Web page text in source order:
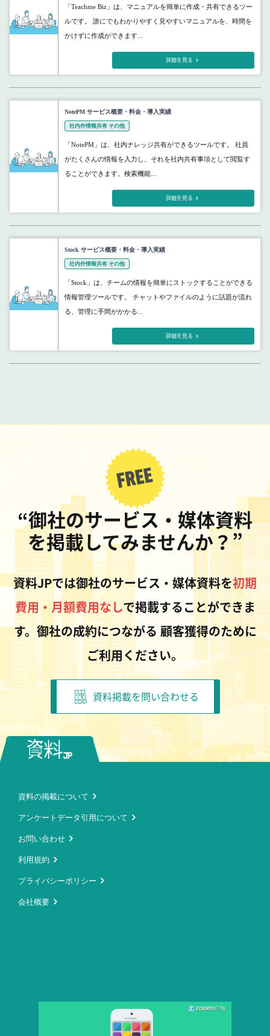
「Teachme Biz」は、マニュアルを簡単に作成・共有できるツー
ルです。 誰にでもわかりやすく見やすいマニュアルを、時間を
かけずに作成ができます...
詳細を見る
NotePM サービス概要・料金・導入実績
社内外情報共有 その他
「NotePM」は、社内ナレッジ共有ができるツールです。 社員
がたくさんの情報を入力し、それを社内共有事項として閲覧す
ることができます。検索機能...
詳細を見る
Stock サービス概要・料金・導入実績
社内外情報共有 その他
「Stock」は、チームの情報を簡単にストックすることができる
情報管理ツールです。 チャットやファイルのように話題が流れ
る、管理に手間がかかる...
詳細を見る
“御社のサービス・媒体資料
を掲載してみませんか？”
資料JPでは御社のサービス・媒体資料を初期
費用・月額費用なしで掲載することができま
す。御社の成約につながる 顧客獲得のために
ご利用ください。
資料掲載を問い合わせる
資料の掲載について
アンケートデータ引用について
お問い合わせ
利用規約
プライバシーポリシー
会社概要